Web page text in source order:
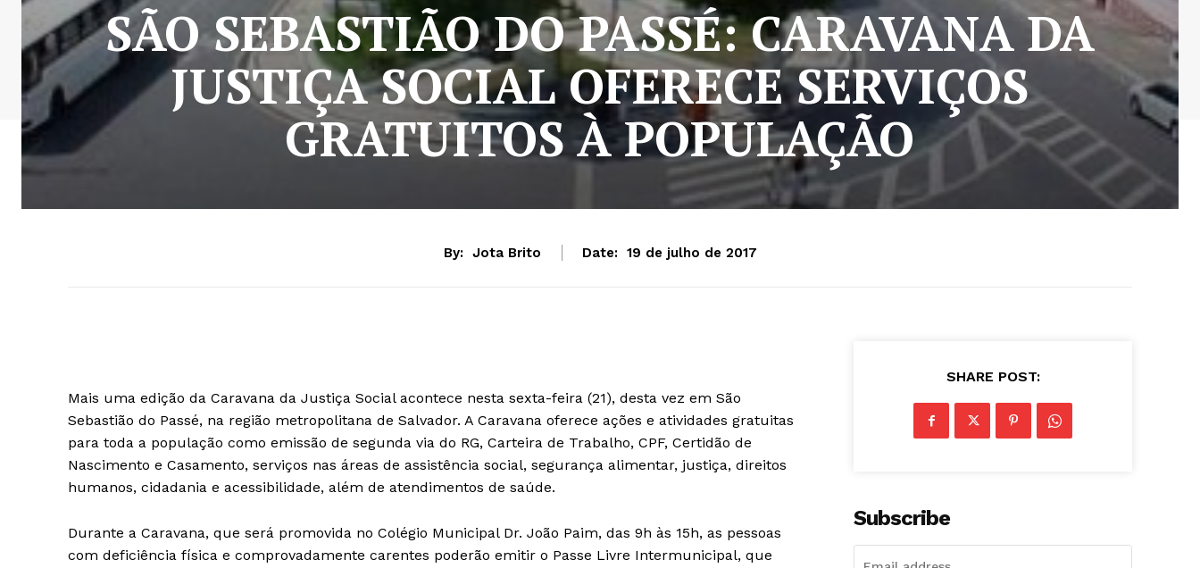
SÃO SEBASTIÃO DO PASSÉ: CARAVANA DA
JUSTIÇA SOCIAL OFERECE SERVIÇOS
GRATUITOS À POPULAÇÃO
By: Jota Brito Date: 19 de julho de 2017
Mais uma edição da Caravana da Justiça Social acontece nesta sexta-feira (21), desta vez em São
Sebastião do Passé, na região metropolitana de Salvador. A Caravana oferece ações e atividades gratuitas
para toda a população como emissão de segunda via do RG, Carteira de Trabalho, CPF, Certidão de
Nascimento e Casamento, serviços nas áreas de assistência social, segurança alimentar, justiça, direitos
humanos, cidadania e acessibilidade, além de atendimentos de saúde.
Durante a Caravana, que será promovida no Colégio Municipal Dr. João Paim, das 9h às 15h, as pessoas
com deficiência física e comprovadamente carentes poderão emitir o Passe Livre Intermunicipal, que
SHARE POST:
Subscribe